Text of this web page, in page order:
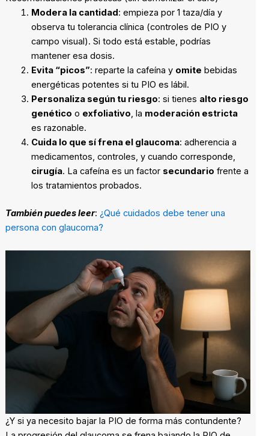
Modera la cantidad : empieza por 1 taza/día y
observa tu tolerancia clínica (controles de PIO y
campo visual). Si todo está estable, podrías
mantener esa dosis.
Evita “picos”: reparte la cafeína y omite bebidas
energéticas potentes si tu PIO es lábil.
Personaliza según tu riesgo: si tienes alto riesgo
genético o exfoliativo, la moderación estricta
es razonable.
Cuida lo que sí frena el glaucoma: adherencia a
medicamentos, controles, y cuando corresponde,
cirugía. La cafeína es un factor secundario frente a
los tratamientos probados.
También puedes leer: ¿Qué cuidados debe tener una
persona con glaucoma?
¿Y si ya necesito bajar la PIO de forma más contundente?